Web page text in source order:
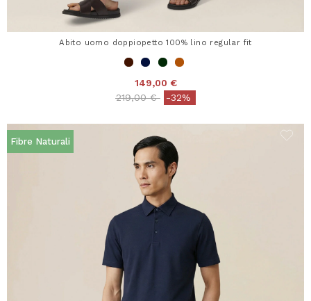
Abito uomo doppiopetto 100% lino regular fit
149,00 €
Price reduced from
219,00 €to-32%
Fibre Naturali